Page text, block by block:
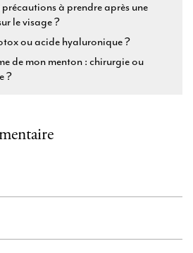
à prendre après une
le visage ?
ou acide hyaluronique ?
de mon menton : chirurgie ou
?